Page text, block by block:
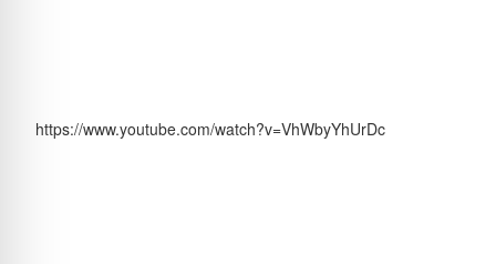
https://www.youtube.com/watch?v=VhWbyYhUrDc